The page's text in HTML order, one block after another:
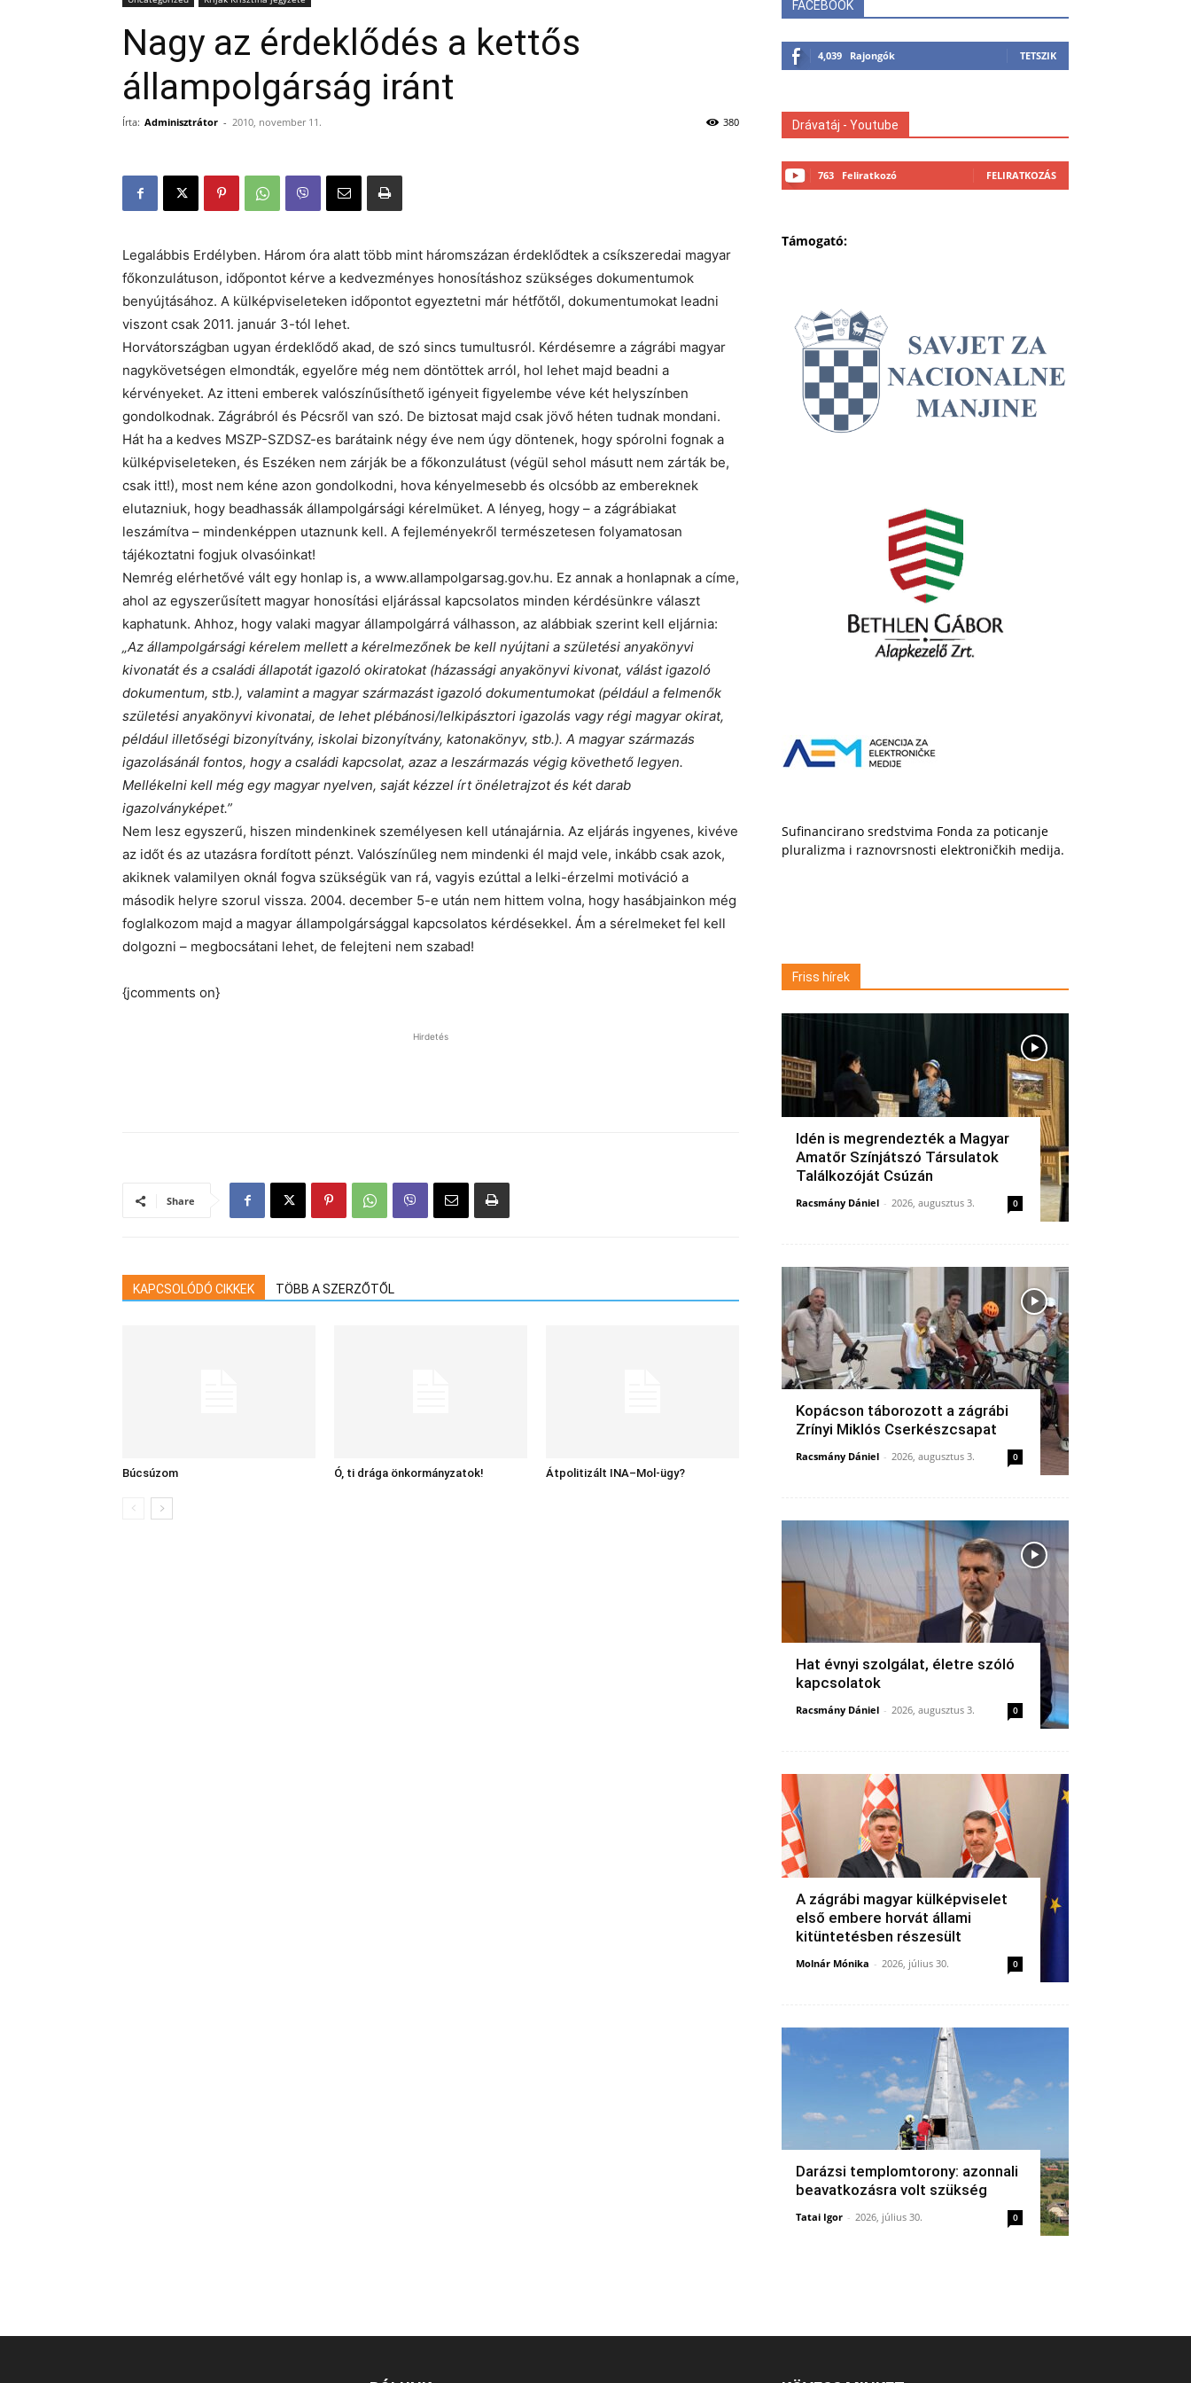
Nagy az érdeklődés a kettős
állampolgárság iránt
Írta: Adminisztrátor - 2010, november 11. 380
Legalábbis Erdélyben. Három óra alatt több mint háromszázan érdeklődtek a csíkszeredai magyar
főkonzulátuson, időpontot kérve a kedvezményes honosításhoz szükséges dokumentumok
benyújtásához. A külképviseleteken időpontot egyeztetni már hétfőtől, dokumentumokat leadni
viszont csak 2011. január 3-tól lehet.
Horvátországban ugyan érdeklődő akad, de szó sincs tumultusról. Kérdésemre a zágrábi magyar
nagykövetségen elmondták, egyelőre még nem döntöttek arról, hol lehet majd beadni a
kérvényeket. Az itteni emberek valószínűsíthető igényeit figyelembe véve két helyszínben
gondolkodnak. Zágrábról és Pécsről van szó. De biztosat majd csak jövő héten tudnak mondani.
Hát ha a kedves MSZP-SZDSZ-es barátaink négy éve nem úgy döntenek, hogy spórolni fognak a
külképviseleteken, és Eszéken nem zárják be a főkonzulátust (végül sehol másutt nem zárták be,
csak itt!), most nem kéne azon gondolkodni, hova kényelmesebb és olcsóbb az embereknek
elutazniuk, hogy beadhassák állampolgársági kérelmüket. A lényeg, hogy – a zágrábiakat
leszámítva – mindenképpen utaznunk kell. A fejleményekről természetesen folyamatosan
tájékoztatni fogjuk olvasóinkat!
Nemrég elérhetővé vált egy honlap is, a www.allampolgarsag.gov.hu. Ez annak a honlapnak a címe,
ahol az egyszerűsített magyar honosítási eljárással kapcsolatos minden kérdésünkre választ
kaphatunk. Ahhoz, hogy valaki magyar állampolgárrá válhasson, az alábbiak szerint kell eljárnia:
„Az állampolgársági kérelem mellett a kérelmezőnek be kell nyújtani a születési anyakönyvi
kivonatát és a családi állapotát igazoló okiratokat (házassági anyakönyvi kivonat, válást igazoló
dokumentum, stb.), valamint a magyar származást igazoló dokumentumokat (például a felmenők
születési anyakönyvi kivonatai, de lehet plébánosi/lelkipásztori igazolás vagy régi magyar okirat,
például illetőségi bizonyítvány, iskolai bizonyítvány, katonakönyv, stb.). A magyar származás
igazolásánál fontos, hogy a családi kapcsolat, azaz a leszármazás végig követhető legyen.
Mellékelni kell még egy magyar nyelven, saját kézzel írt önéletrajzot és két darab
igazolványképet.”
Nem lesz egyszerű, hiszen mindenkinek személyesen kell utánajárnia. Az eljárás ingyenes, kivéve
az időt és az utazásra fordított pénzt. Valószínűleg nem mindenki él majd vele, inkább csak azok,
akiknek valamilyen oknál fogva szükségük van rá, vagyis ezúttal a lelki-érzelmi motiváció a
második helyre szorul vissza. 2004. december 5-e után nem hittem volna, hogy hasábjainkon még
foglalkozom majd a magyar állampolgársággal kapcsolatos kérdésekkel. Ám a sérelmeket fel kell
dolgozni – megbocsátani lehet, de felejteni nem szabad!
{jcomments on}
Hirdetés
Share
KAPCSOLÓDÓ CIKKEK TÖBB A SZERZŐTŐL
Búcsúzom Ó, ti drága önkormányzatok! Átpolitizált INA–Mol-ügy?
FACEBOOK
4,039 Rajongók TETSZIK
Drávatáj - Youtube
763 Feliratkozó FELIRATKOZÁS
Támogató:
Sufinancirano sredstvima Fonda za poticanje
pluralizma i raznovrsnosti elektroničkih medija.
Friss hírek
Idén is megrendezték a Magyar
Amatőr Színjátszó Társulatok
Találkozóját Csúzán
Racsmány Dániel - 2026, augusztus 3. 0
Kopácson táborozott a zágrábi
Zrínyi Miklós Cserkészcsapat
Racsmány Dániel - 2026, augusztus 3. 0
Hat évnyi szolgálat, életre szóló
kapcsolatok
Racsmány Dániel - 2026, augusztus 3. 0
A zágrábi magyar külképviselet
első embere horvát állami
kitüntetésben részesült
Molnár Mónika - 2026, július 30. 0
Darázsi templomtorony: azonnali
beavatkozásra volt szükség
Tatai Igor - 2026, július 30. 0